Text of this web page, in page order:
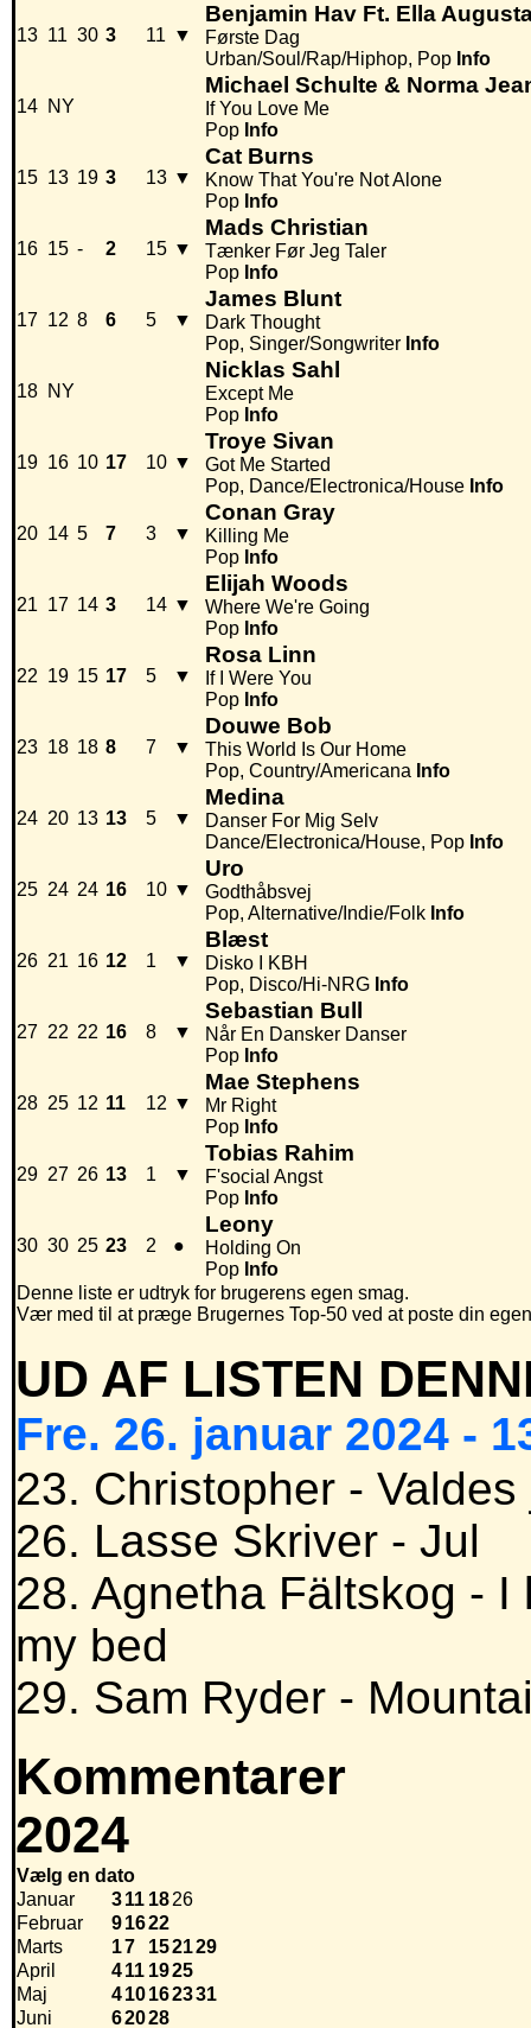
13 11 30 3 11 ▼
Benjamin Hav Ft. Ella
Første Dag
Urban/Soul/Rap/Hiphop, Pop Info
14 NY
Michael Schulte & Norma
If You Love Me
Pop Info
15 13 19 3 13 ▼
Cat Burns
Know That You're Not Alone
Pop Info
16 15 - 2 15 ▼
Mads Christian
Tænker Før Jeg Taler
Pop Info
17 12 8 6 5 ▼
James Blunt
Dark Thought
Pop, Singer/Songwriter Info
18 NY
Nicklas Sahl
Except Me
Pop Info
19 16 10 17 10 ▼
Troye Sivan
Got Me Started
Pop, Dance/Electronica/House Info
20 14 5 7 3 ▼
Conan Gray
Killing Me
Pop Info
21 17 14 3 14 ▼
Elijah Woods
Where We're Going
Pop Info
22 19 15 17 5 ▼
Rosa Linn
If I Were You
Pop Info
23 18 18 8 7 ▼
Douwe Bob
This World Is Our Home
Pop, Country/Americana Info
24 20 13 13 5 ▼
Medina
Danser For Mig Selv
Dance/Electronica/House, Pop Info
25 24 24 16 10 ▼
Uro
Godthåbsvej
Pop, Alternative/Indie/Folk Info
26 21 16 12 1 ▼
Blæst
Disko I KBH
Pop, Disco/Hi-NRG Info
27 22 22 16 8 ▼
Sebastian Bull
Når En Dansker Danser
Pop Info
28 25 12 11 12 ▼
Mae Stephens
Mr Right
Pop Info
29 27 26 13 1 ▼
Tobias Rahim
F'social Angst
Pop Info
30 30 25 23 2 ●
Leony
Holding On
Pop Info
Denne liste er udtryk for brugerens egen smag.
Vær med til at præge Brugernes Top-50 ved at poste din
UD AF LISTEN
Fre. 26. januar 2024 -
23. Christopher - Valdes
26. Lasse Skriver - Jul
28. Agnetha Fältskog -
my bed
29. Sam Ryder -
Kommentarer
2024
Vælg en dato
Januar
311 1826
Februar
91622
Marts
17 152129
April
411 1925
Maj
410162331
Juni
62028